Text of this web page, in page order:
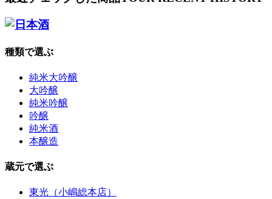
種類で選ぶ
純米大吟醸
大吟醸
純米吟醸
吟醸
純米酒
本醸造
蔵元で選ぶ
東光（小嶋総本店）